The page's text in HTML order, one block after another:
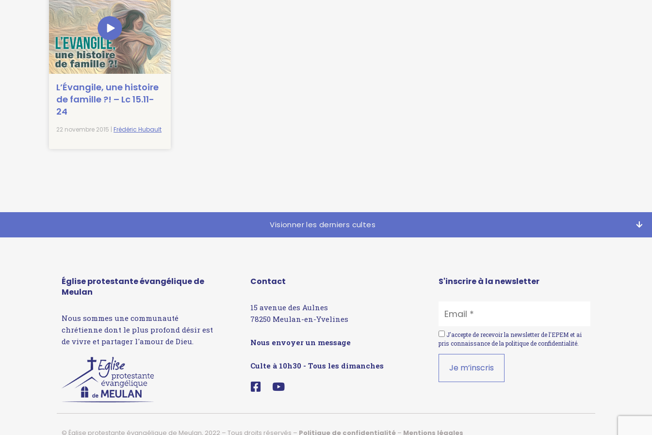
L’Évangile, une histoire
de famille ?! – Lc 15.11-
24
22 novembre 2015 | Frédéric Hubault
Visionner les derniers cultes
Église protestante évangélique de
Meulan
Nous sommes une communauté
chrétienne dont le plus profond désir est
de vivre et partager l'amour de Dieu.
Contact
15 avenue des Aulnes
78250 Meulan-en-Yvelines
Nous envoyer un message
Culte à 10h30 - Tous les dimanches
S'inscrire à la newsletter
J'accepte de recevoir la newsletter de l'EPEM et ai
pris connaissance de lapolitique de confidentialité.
© Église protestante évangélique de Meulan, 2022 – Tous droits réservés – Politique de confidentialité – Mentions légales